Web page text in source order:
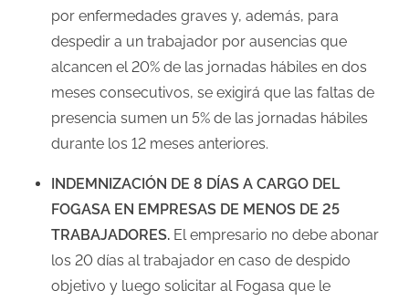
por enfermedades graves y, además, para
despedir a un trabajador por ausencias que
alcancen el 20% de las jornadas hábiles en dos
meses consecutivos, se exigirá que las faltas de
presencia sumen un 5% de las jornadas hábiles
durante los 12 meses anteriores.
INDEMNIZACIÓN DE 8 DÍAS A CARGO DEL
FOGASA EN EMPRESAS DE MENOS DE 25
TRABAJADORES. El empresario no debe abonar
los 20 días al trabajador en caso de despido
objetivo y luego solicitar al Fogasa que le